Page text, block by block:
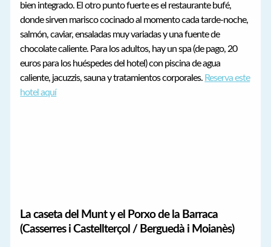
bien integrado. El otro punto fuerte es el restaurante bufé,
donde sirven marisco cocinado al momento cada tarde-noche,
salmón, caviar, ensaladas muy variadas y una fuente de
chocolate caliente. Para los adultos, hay un spa (de pago, 20
euros para los huéspedes del hotel) con piscina de agua
caliente, jacuzzis, sauna y tratamientos corporales. Reserva este
hotel aquí
La caseta del Munt y el Porxo de la Barraca
(Casserres i Castellterçol / Berguedà i Moianès)